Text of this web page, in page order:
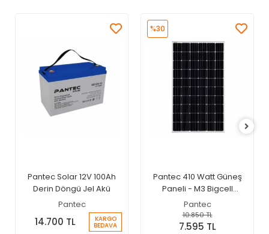
Pantec Solar 12V 100Ah
Derin Döngü Jel Akü
Pantec
14.700 TL KARGO
BEDAVA
Pantec 410 Watt Güneş
Paneli - M3 Bigcell
Monokristal Solar Panel
Pantec
%30
10.850 TL
7.595 TL